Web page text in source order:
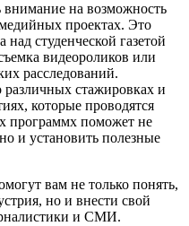
внимание на возможность
проектах. Это
студенческой газетой
видеороликов или
расследований.
различных стажировках и
которые проводятся
программх поможет не
и установить полезные
вам не только понять,
но и внести свой
и СМИ.